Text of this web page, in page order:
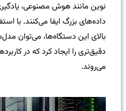
نوین مانند هوش مصنوعی،
داده‌های بزرگ ایفا می‌کنند. با
بالای این دستگاه‌ها، می‌توان
دقیق‌تری را ایجاد کرد که در
می‌روند.